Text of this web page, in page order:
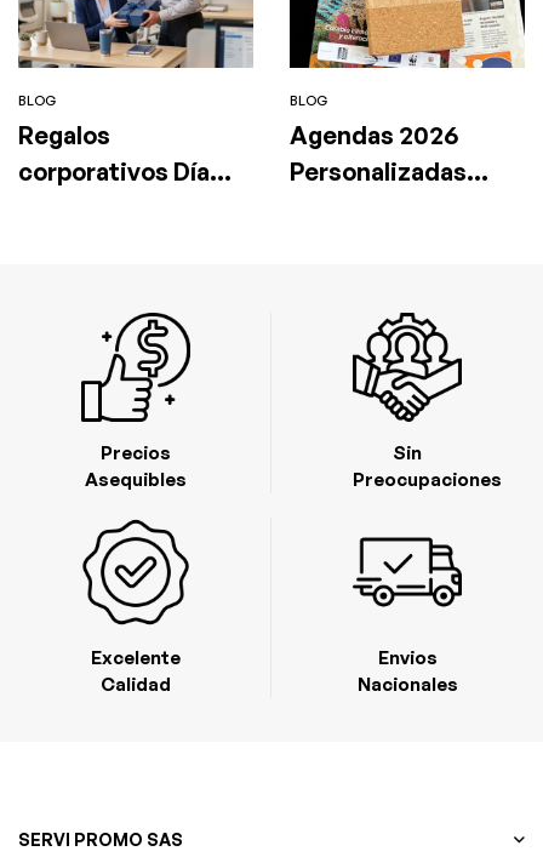
BLOG
Regalos
corporativos Día
Colombia
BLOG
Agendas 2026
Personalizadas
Excelente
Calidad
Precios
Asequibles
Envios
Nacionales
Sin
Preocupaciones
SERVI PROMO SAS